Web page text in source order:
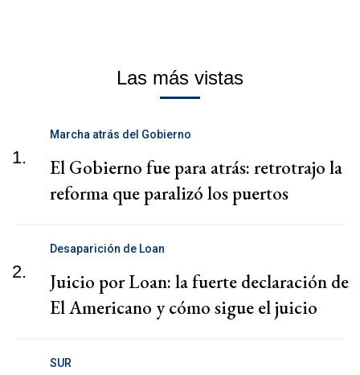
Las más vistas
1.
Marcha atrás del Gobierno
El Gobierno fue para atrás: retrotrajo la
reforma que paralizó los puertos
2.
Desaparición de Loan
Juicio por Loan: la fuerte declaración de
El Americano y cómo sigue el juicio
SUR